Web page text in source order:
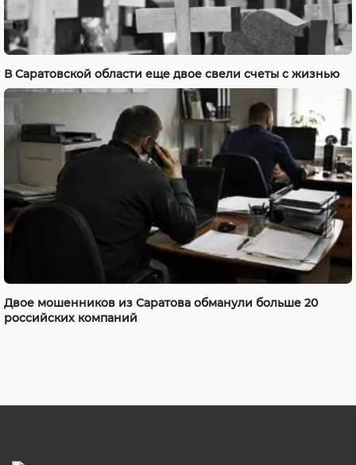
В Саратовской области еще двое свели счеты с жизнью
Двое мошенников из Саратова обманули больше 20
российских компаний